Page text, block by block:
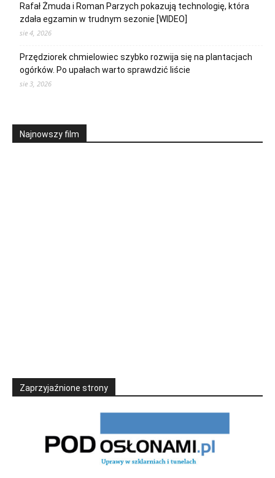
Rafał Żmuda i Roman Parzych pokazują technologię, która
zdała egzamin w trudnym sezonie [WIDEO]
sie 4, 2026
Przędziorek chmielowiec szybko rozwija się na plantacjach
ogórków. Po upałach warto sprawdzić liście
sie 3, 2026
Najnowszy film
Zaprzyjaźnione strony